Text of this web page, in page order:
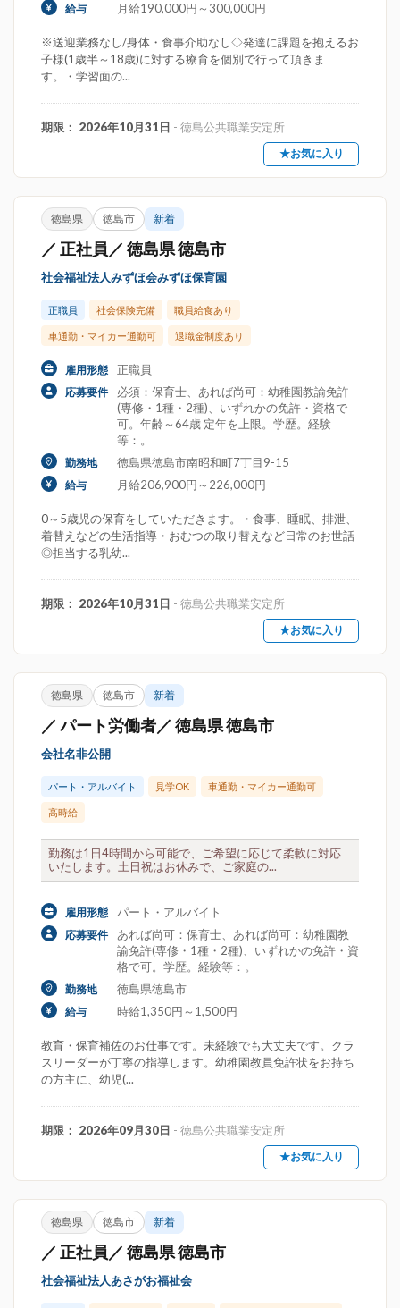
給与 月給190,000円～300,000円
※送迎業務なし/身体・食事介助なし◇発達に課題を抱えるお
子様(1歳半～18歳)に対する療育を個別で行って頂きま
す。・学習面の...
期限： 2026年10月31日 - 徳島公共職業安定所
★お気に入り
徳島県 徳島市 新着
／ 正社員／ 徳島県 徳島市
社会福祉法人みずほ会みずほ保育園
正職員 社会保険完備 職員給食あり
車通勤・マイカー通勤可 退職金制度あり
雇用形態 正職員
応募要件
必須：保育士、あれば尚可：幼稚園教諭免許
(専修・1種・2種)、いずれかの免許・資格で
可。年齢～64歳 定年を上限。学歴。経験
等：。
勤務地 徳島県徳島市南昭和町7丁目9-15
給与 月給206,900円～226,000円
0～5歳児の保育をしていただきます。・食事、睡眠、排泄、
着替えなどの生活指導・おむつの取り替えなど日常のお世話
◎担当する乳幼...
期限： 2026年10月31日 - 徳島公共職業安定所
★お気に入り
徳島県 徳島市 新着
／ パート労働者／ 徳島県 徳島市
会社名非公開
パート・アルバイト 見学OK 車通勤・マイカー通勤可
高時給
勤務は1日4時間から可能で、ご希望に応じて柔軟に対応
いたします。土日祝はお休みで、ご家庭の...
雇用形態 パート・アルバイト
応募要件
あれば尚可：保育士、あれば尚可：幼稚園教
諭免許(専修・1種・2種)、いずれかの免許・資
格で可。学歴。経験等：。
勤務地 徳島県徳島市
給与 時給1,350円～1,500円
教育・保育補佐のお仕事です。未経験でも大丈夫です。クラ
スリーダーが丁寧の指導します。幼稚園教員免許状をお持ち
の方主に、幼児(...
期限： 2026年09月30日 - 徳島公共職業安定所
★お気に入り
徳島県 徳島市 新着
／ 正社員／ 徳島県 徳島市
社会福祉法人あさがお福祉会